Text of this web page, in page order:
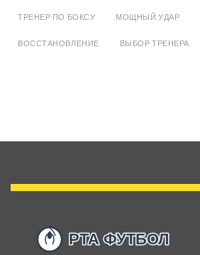
ТРЕНЕР ПО БОКСУ МОЩНЫЙ УДАР
ВОССТАНОВЛЕНИЕ ВЫБОР ТРЕНЕРА